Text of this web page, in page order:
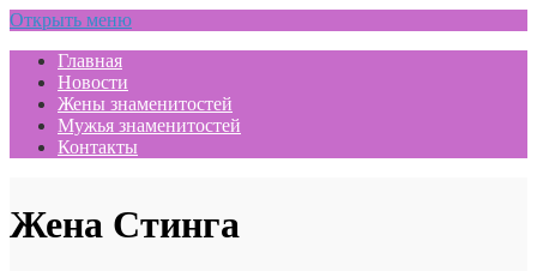
Открыть меню
Главная
Новости
Жены знаменитостей
Мужья знаменитостей
Контакты
Жена Стинга